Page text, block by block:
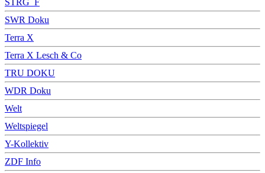
SWR Doku
Terra X
Terra X Lesch & Co
TRU DOKU
WDR Doku
Welt
Weltspiegel
Y-Kollektiv
ZDF Info